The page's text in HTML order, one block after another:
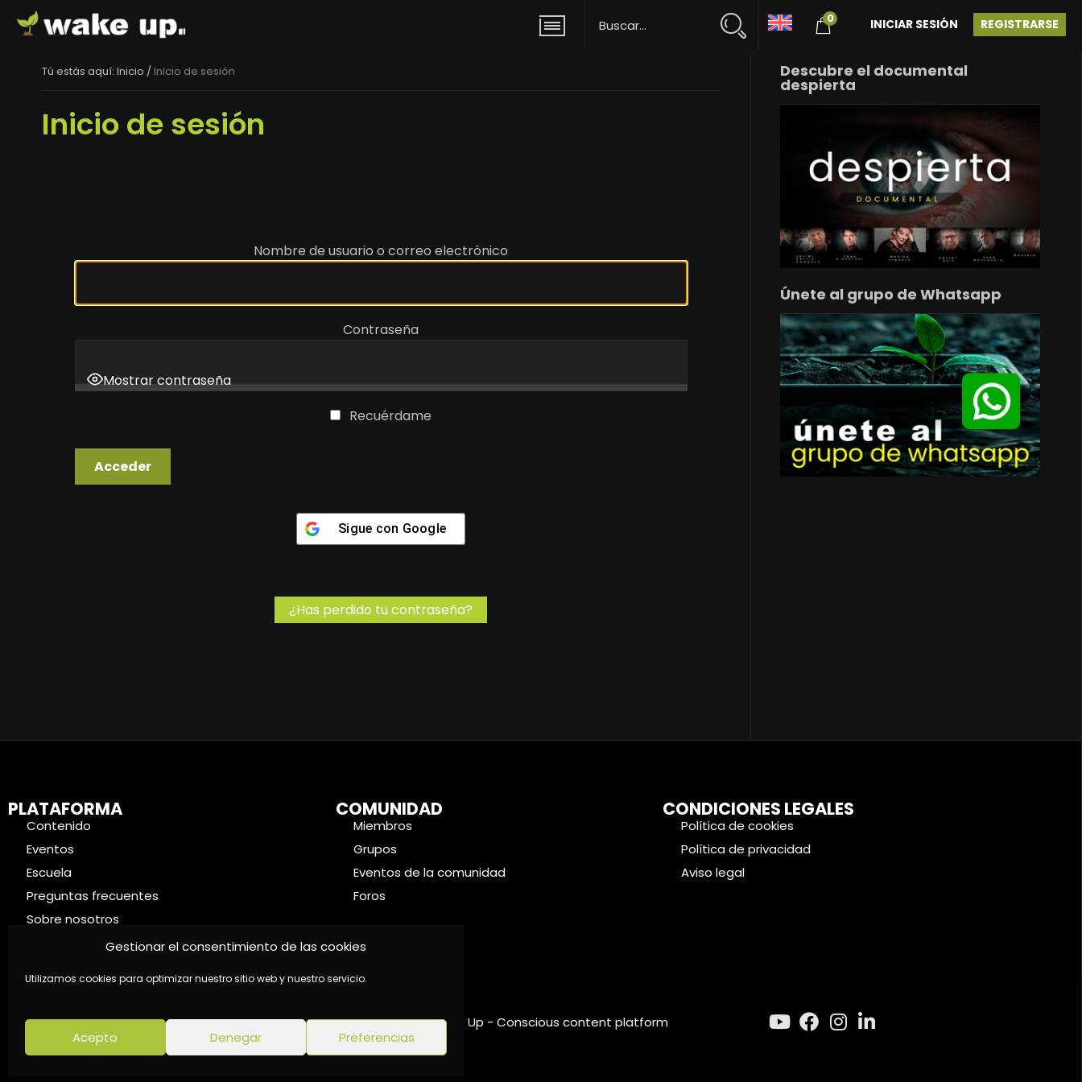
Gestionar el consentimiento de las cookies
Utilizamos cookies para optimizar nuestro sitio web y nuestro servicio.
Acepto Denegar Preferencias
0 REGISTRARSE
INICIAR SESIÓN
Tú estás aquí: Inicio / Inicio de sesión
Inicio de sesión
Nombre de usuario o correo electrónico
Contraseña
Mostrar contraseña
Recuérdame
Sigue con Google
¿Has perdido tu contraseña?
Descubre el documental
despierta
Únete al grupo de Whatsapp
PLATAFORMA
Contenido
Eventos
Escuela
Preguntas frecuentes
Sobre nosotros
COMUNIDAD
Miembros
Grupos
Eventos de la comunidad
Foros
CONDICIONES LEGALES
Política de cookies
Política de privacidad
Aviso legal
©2024 Wake Up - Conscious content platform